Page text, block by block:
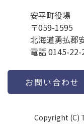
安平町役場
〒059-1595
北海道勇払郡
電話 0145-22-
お問い合わせ
Copyright (C)